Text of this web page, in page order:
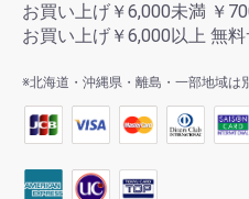
お買い上げ￥6,000未満 ￥
お買い上げ￥6,000以上 無
※北海道・沖縄県・離島・一部地域は